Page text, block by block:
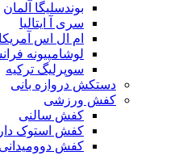
بوندسلیگا آلمان
سری آ ایتالیا
ام ال اس آمریکا
لوشامپیونه
سوپرلیگ ترکیه
دستکش دروازه بانی
کفش ورزشی
کفش سالنی
کفش استوک دار
کفش دوومیدانی